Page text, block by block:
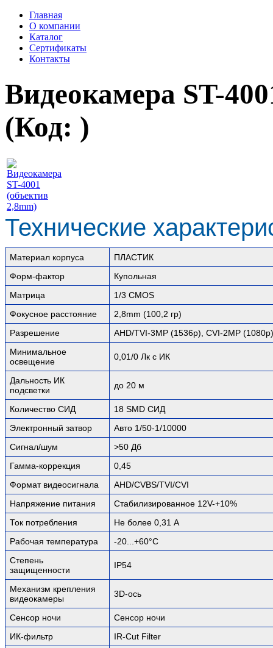
Главная
О компании
Каталог
Сертификаты
Контакты
Видеокамера ST-
(Код: )
Технические
Материал корпуса
ПЛАСТИК
Форм-фактор
Купольная
Матрица
1/3 CMOS
Фокусное расстояние
2,8mm (100,2 гр)
Разрешение
AHD/TVI-3MP (1536p), CVI-2MP
Минимальное
освещение
0,01/0 Лк с ИК
Дальность ИК
подсветки
до 20 м
Количество СИД
18 SMD СИД
Электронный затвор
Авто 1/50-1/10000
Сигнал/шум
>50 Дб
Гамма-коррекция
0,45
Формат видеосигнала
AHD/CVBS/TVI/CVI
Напряжение питания
Стабилизированное 12V-+10%
Ток потребления
Не более 0,31 А
Рабочая температура
-20...+60°C
Степень
защищенности
IP54
Механизм крепления
видеокамеры
3D-ось
Сенсор ночи
Сенсор ночи
ИК-фильтр
IR-Cut Filter